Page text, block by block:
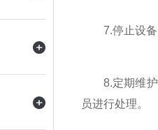
7.停止设备：
8.定期维护：
员进行处理。